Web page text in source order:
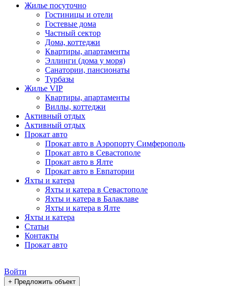
Жилье посуточно
Гостиницы и отели
Гостевые дома
Частный сектор
Дома, коттеджи
Квартиры, апартаменты
Эллинги (дома у моря)
Санатории, пансионаты
Турбазы
Жилье VIP
Квартиры, апартаменты
Виллы, коттеджи
Активный отдых
Активный отдых
Прокат авто
Прокат авто в Аэропорту Симферополь
Прокат авто в Севастополе
Прокат авто в Ялте
Прокат авто в Евпатории
Яхты и катера
Яхты и катера в Севастополе
Яхты и катера в Балаклаве
Яхты и катера в Ялте
Яхты и катера
Статьи
Контакты
Прокат авто
Войти
+ Предложить объект